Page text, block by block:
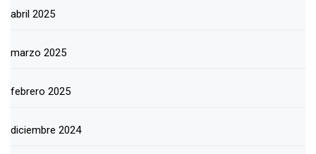
abril 2025
marzo 2025
febrero 2025
diciembre 2024